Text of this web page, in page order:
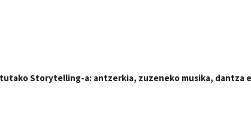
Storytelling-a: antzerkia, zuzeneko musika, dantza